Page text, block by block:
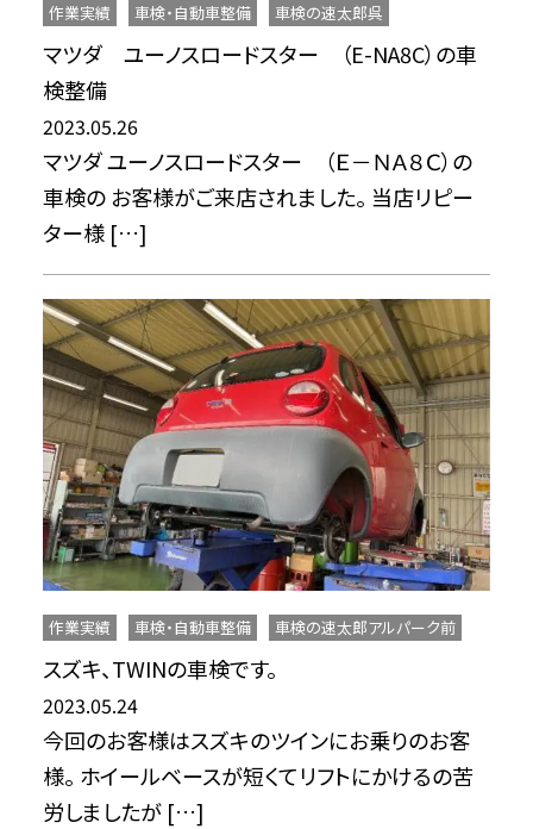
作業実績 車検・自動車整備 車検の速太郎呉
マツダ ユーノスロードスター （E-NA8C）の車
検整備
2023.05.26
マツダ ユーノスロードスター （Ｅ－ＮＡ８Ｃ）の
車検の お客様がご来店されました。 当店リピー
ター様 […]
作業実績 車検・自動車整備 車検の速太郎アルパーク前
スズキ、TWINの車検です。
2023.05.24
今回のお客様はスズキのツインにお乗りのお客
様。 ホイールベースが短くてリフトにかけるの苦
労しましたが […]